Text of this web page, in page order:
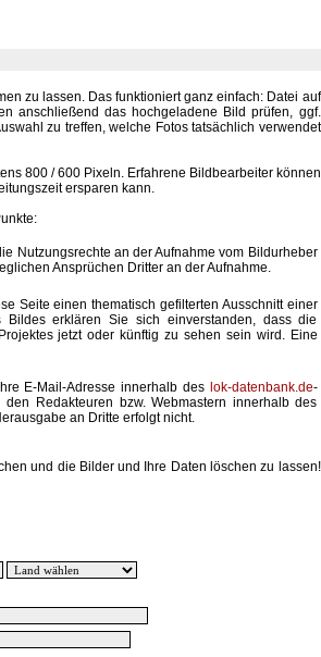
zu lassen. Das funktioniert ganz einfach: Datei auf
anschließend das hochgeladene Bild prüfen, ggf.
zu treffen, welche Fotos tatsächlich verwendet
800 / 600 Pixeln. Erfahrene Bildbearbeiter können
ersparen kann.
Nutzungsrechte an der Aufnahme vom Bildurheber
Ansprüchen Dritter an der Aufnahme.
Seite einen thematisch gefilterten Ausschnitt einer
erklären Sie sich einverstanden, dass die
jetzt oder künftig zu sehen sein wird. Eine
E-Mail-Adresse innerhalb des lok-datenbank.de-
Redakteuren bzw. Webmastern innerhalb des
an Dritte erfolgt nicht.
und die Bilder und Ihre Daten löschen zu lassen!